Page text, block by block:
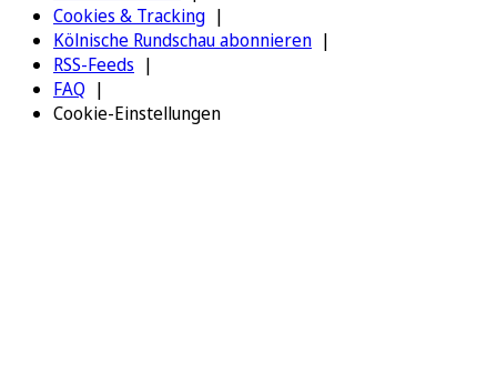
Cookies & Tracking
Kölnische Rundschau abonnieren
RSS-Feeds
FAQ
Cookie-Einstellungen